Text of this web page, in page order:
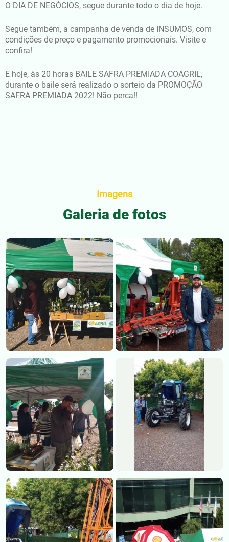
O DIA DE NEGÓCIOS, segue durante todo o dia de hoje.
Segue também, a campanha de venda de INSUMOS, com
condições de preço e pagamento promocionais. Visite e
confira!
E hoje, às 20 horas BAILE SAFRA PREMIADA COAGRIL,
durante o baile será realizado o sorteio da PROMOÇÃO
SAFRA PREMIADA 2022! Não perca!!
Imagens
Galeria de fotos